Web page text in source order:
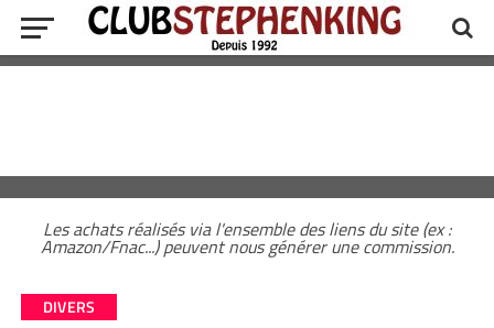
Les achats réalisés via l'ensemble des liens du site (ex :
Amazon/Fnac...) peuvent nous générer une commission.
DIVERS